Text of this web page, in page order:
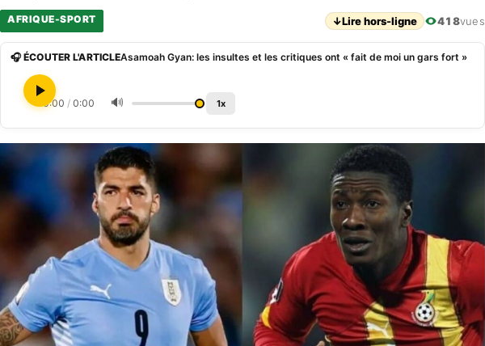
AFRIQUE-SPORT ↓Lire hors-ligne 418vues
🎧 ÉCOUTER L'ARTICLEAsamoah Gyan: les insultes et les critiques ont « fait de moi un gars fort »
0:00 / 0:00 🔊 1x